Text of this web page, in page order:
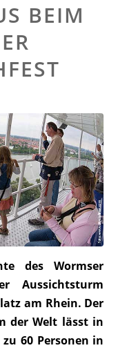
BEIM
des Wormser
Aussichtsturm
am Rhein. Der
der Welt lässt in
60 Personen in